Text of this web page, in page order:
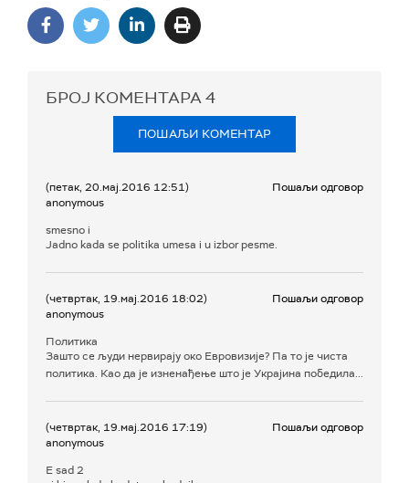
БРОЈ КОМЕНТАРА4
ПОШАЉИ КОМЕНТАР
(петак, 20.мај.2016 12:51)
anonymous
Пошаљи одговор
smesno i
Jadno kada se politika umesa i u izbor pesme.
(четвртак, 19.мај.2016 18:02)
anonymous
Пошаљи одговор
Политика
Зашто се људи нервирају око Евровизије? Па то је чиста
политика. Као да је изненађење што је Украјина победила...
(четвртак, 19.мај.2016 17:19)
anonymous
Пошаљи одговор
E sad 2